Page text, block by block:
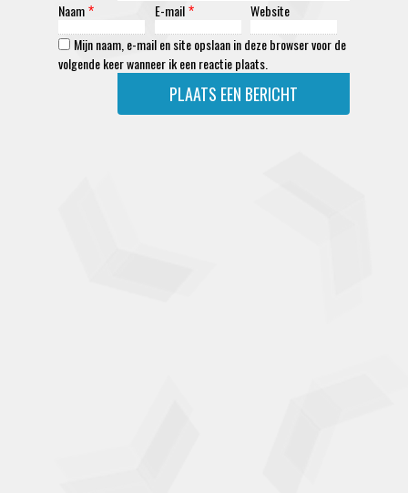
Naam * E-mail *
Website
Mijn naam, e-mail en site opslaan in deze browser voor de
volgende keer wanneer ik een reactie plaats.